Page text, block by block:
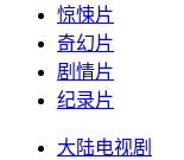
惊悚片
奇幻片
剧情片
纪录片
大陆电视剧